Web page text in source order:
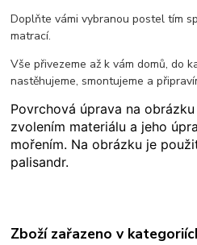
Doplňte vámi vybranou postel tím
matrací.
Vše přivezeme až k vám domů, do
nastěhujeme, smontujeme a
Povrchová úprava na
zvolením materiálu a jeho
mořením. Na obrázku je
palisandr.
Zboží zařazeno v